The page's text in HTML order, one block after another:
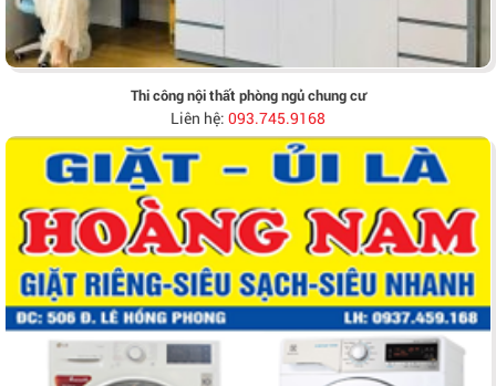
Thi công nội thất phòng ngủ chung cư
Liên hệ: 093.745.9168